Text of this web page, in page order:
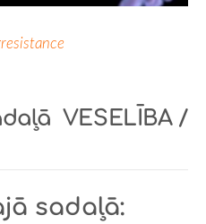
VESELĪBA /
sadaļā: